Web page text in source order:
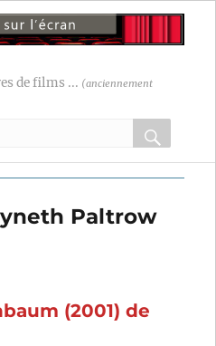
de films ... (anciennement
OK
Paltrow
(2001) de